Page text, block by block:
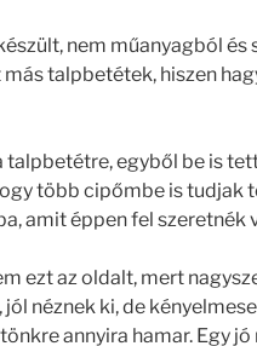
nem műanyagból és
talpbetétek, hiszen
talpbetétre, egyből be is
több cipőmbe is tudjak
amit éppen fel szeretnék
ezt az oldalt, mert
néznek ki, de
annyira hamar. Egy